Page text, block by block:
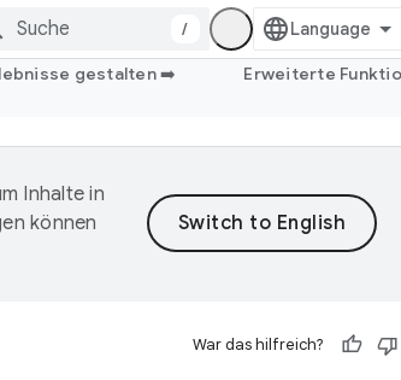
/
gestalten ➡️ Erweiterte
Inhalte in
können
War das hilfreich?